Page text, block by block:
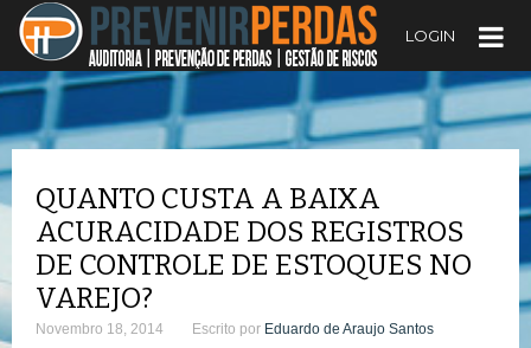
LOGIN
QUANTO CUSTA A BAIXA
ACURACIDADE DOS REGISTROS
DE CONTROLE DE ESTOQUES NO
VAREJO?
Novembro 18, 2014 Escrito por Eduardo de Araujo Santos